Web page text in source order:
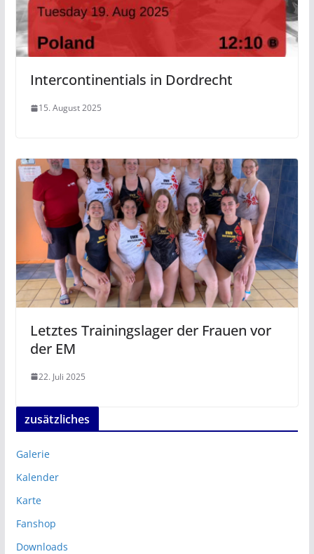
Intercontinentials in Dordrecht
15. August 2025
Letztes Trainingslager der Frauen vor
der EM
22. Juli 2025
zusätzliches
Galerie
Kalender
Karte
Fanshop
Downloads